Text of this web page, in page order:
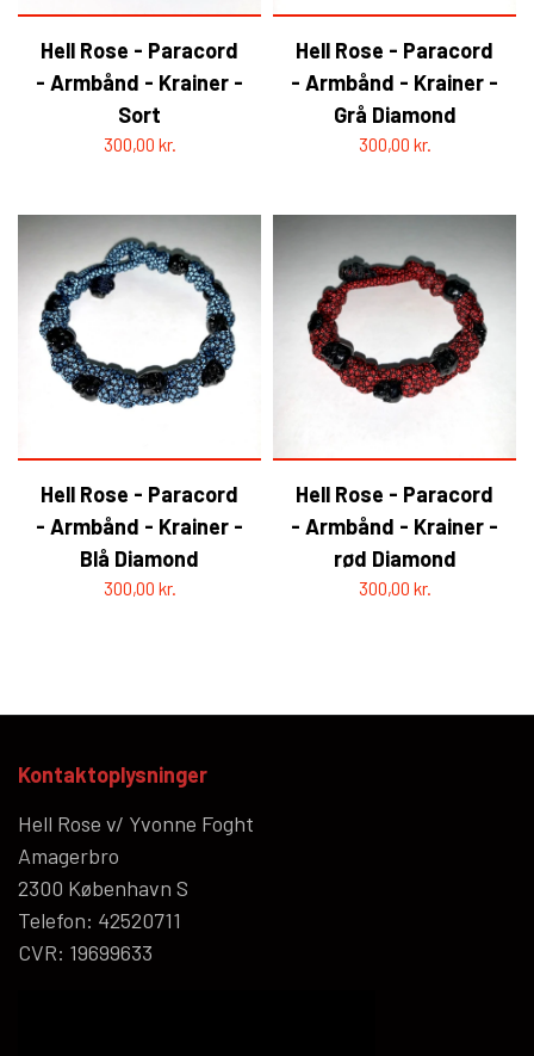
Hell Rose - Paracord
- Armbånd - Krainer -
Sort
300,00 kr.
Hell Rose - Paracord
- Armbånd - Krainer -
Grå Diamond
300,00 kr.
Hell Rose - Paracord
- Armbånd - Krainer -
Blå Diamond
300,00 kr.
Hell Rose - Paracord
- Armbånd - Krainer -
rød Diamond
300,00 kr.
Kontaktoplysninger
Hell Rose v/ Yvonne Foght
Amagerbro
2300 København S
Telefon: 42520711
CVR: 19699633